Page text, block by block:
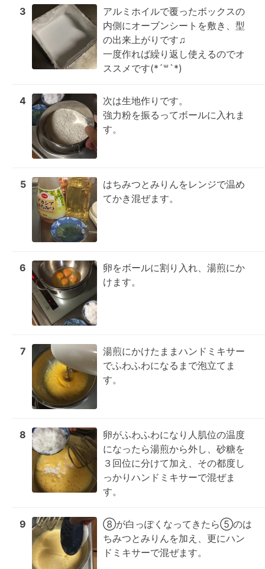
3
アルミホイルで覆ったボックスの
内側にオーブンシートを敷き、型
の出来上がりです♫
一度作れば繰り返し使えるのでオ
ススメです(*´꒳`*)
4
次は生地作りです。
強力粉を振るってボールに入れま
す。
5
はちみつとみりんをレンジで温め
てかき混ぜます。
6
卵をボールに割り入れ、湯煎にか
けます。
7
湯煎にかけたままハンドミキサー
でふわふわになるまで泡立てま
す。
8
卵がふわふわになり人肌位の温度
になったら湯煎から外し、砂糖を
３回位に分けて加え、その都度し
っかりハンドミキサーで混ぜま
す。
9
⑧が白っぽくなってきたら⑤のは
ちみつとみりんを加え、更にハン
ドミキサーで混ぜます。